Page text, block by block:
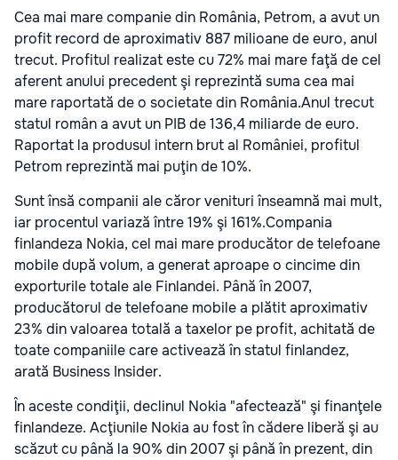
Cea mai mare companie din România, Petrom, a avut un
profit record de aproximativ 887 milioane de euro, anul
trecut. Profitul realizat este cu 72% mai mare faţă de cel
aferent anului precedent şi reprezintă suma cea mai
mare raportată de o societate din România.Anul trecut
statul român a avut un PIB de 136,4 miliarde de euro.
Raportat la produsul intern brut al României, profitul
Petrom reprezintă mai puţin de 10%.
Sunt însă companii ale căror venituri înseamnă mai mult,
iar procentul variază între 19% şi 161%.Compania
finlandeza Nokia, cel mai mare producător de telefoane
mobile după volum, a generat aproape o cincime din
exporturile totale ale Finlandei. Până în 2007,
producătorul de telefoane mobile a plătit aproximativ
23% din valoarea totală a taxelor pe profit, achitată de
toate companiile care activează în statul finlandez,
arată Business Insider.
În aceste condiţii, declinul Nokia "afectează" şi finanţele
finlandeze. Acţiunile Nokia au fost în cădere liberă şi au
scăzut cu până la 90% din 2007 şi până în prezent, din